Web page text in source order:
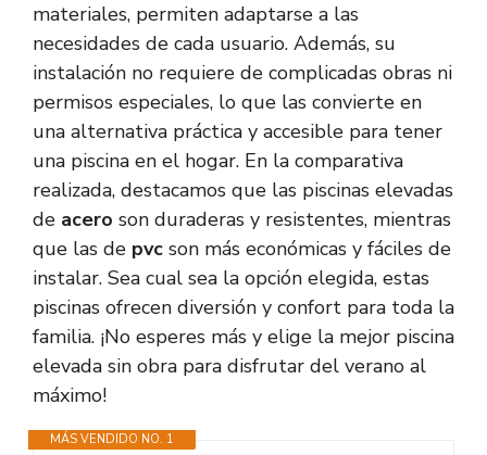
materiales, permiten adaptarse a las
necesidades de cada usuario. Además, su
instalación no requiere de complicadas obras ni
permisos especiales, lo que las convierte en
una alternativa práctica y accesible para tener
una piscina en el hogar. En la comparativa
realizada, destacamos que las piscinas elevadas
de acero son duraderas y resistentes, mientras
que las de pvc son más económicas y fáciles de
instalar. Sea cual sea la opción elegida, estas
piscinas ofrecen diversión y confort para toda la
familia. ¡No esperes más y elige la mejor piscina
elevada sin obra para disfrutar del verano al
máximo!
MÁS VENDIDO NO. 1